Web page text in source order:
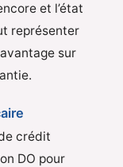
et l’état
représenter
sur
crédit
DO pour